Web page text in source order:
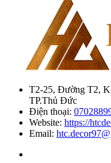
T2-25, Đường T2,
TP.Thủ Đức
Điện thoại:
Website: https://
Email: